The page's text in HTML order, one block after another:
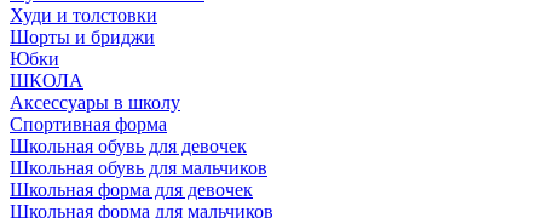
Худи и толстовки
Шорты и бриджи
Юбки
ШКОЛА
Аксессуары в школу
Спортивная форма
Школьная обувь для девочек
Школьная обувь для мальчиков
Школьная форма для девочек
Школьная форма для мальчиков